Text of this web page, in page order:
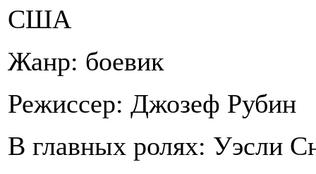
США
Жанр: боевик
Режиссер: Джозеф Рубин
В главных ролях: Уэсли